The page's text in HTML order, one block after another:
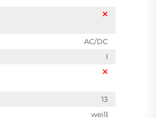
AC/DC
I
13
weiß